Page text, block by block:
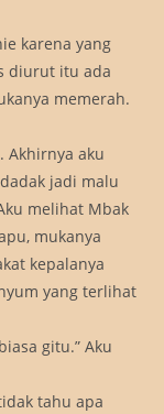
karena yang
diurut itu ada
memerah.
Akhirnya aku
jadi malu
melihat Mbak
mukanya
kepalanya
yang terlihat
gitu.” Aku
tahu apa